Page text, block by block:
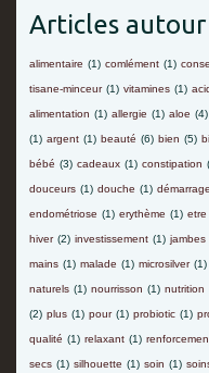
Articles autour
alimentaire (1) comlément (1)
tisane-minceur (1) vitamines (1)
alimentation (1) allergie (1) aloe (4)
(1) argent (1) beauté (6) bien (5)
bébé (3) cadeaux (1) constipation
douceurs (1) douche (1) démarrage
endométriose (1) erythème (1) etre
hiver (2) investissement (1) jambes
mains (1) malade (1) microsilver (1)
naturels (1) nourrisson (1) nutrition
(2) plus (1) pour (1) probiotic (1)
qualité (1) relaxant (1)
secs (1) silhouette (1) soin (1)